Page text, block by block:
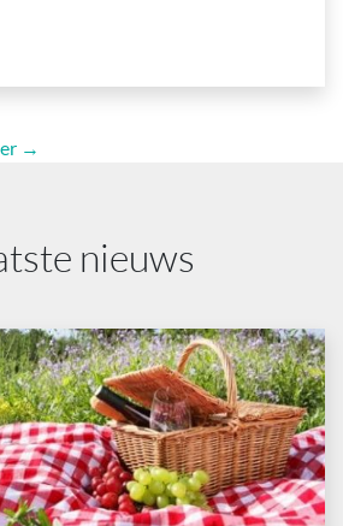
→
nieuws